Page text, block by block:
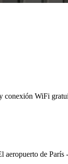
conexión WiFi
de París